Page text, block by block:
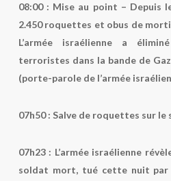
08:00 : Mise au point – Depuis
2.450 roquettes et obus de
L’armée israélienne a
terroristes dans la bande de
(porte-parole de l’armée
07h50 : Salve de roquettes sur le
07h23 : L’armée israélienne
soldat mort, tué cette nuit par